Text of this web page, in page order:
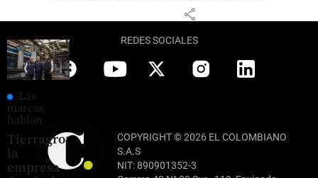
share
Las
marcas
hablan
Tierragro:
la
empresa
REDES SOCIALES
COPYRIGHT © 2026 EL COLOMBIANO
S.A.S
NIT: 890901352-3